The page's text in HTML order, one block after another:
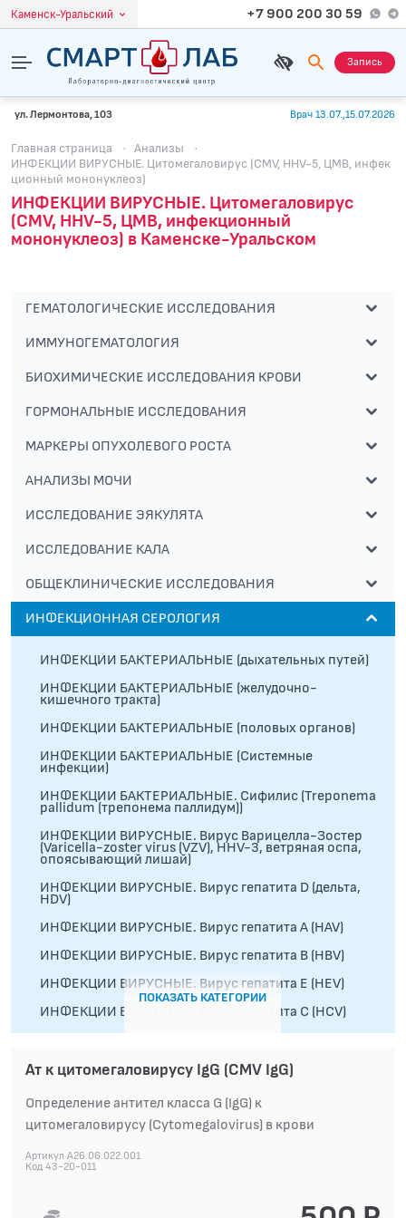
Каменск-Уральский +7 900 200 30 59
Запись
ул. Лермонтова, 103 Врач 13.07.,15.07.2026
Главная страница · Анализы
·
ИНФЕКЦИИ ВИРУСНЫЕ. Цитомегаловирус (CMV, HHV-5, ЦМВ, инфек
ционный мононуклеоз)
ИНФЕКЦИИ ВИРУСНЫЕ. Цитомегаловирус
(CMV, HHV-5, ЦМВ, инфекционный
мононуклеоз) в Каменске-Уральском
ГЕМАТОЛОГИЧЕСКИЕ ИССЛЕДОВАНИЯ
ИММУНОГЕМАТОЛОГИЯ
БИОХИМИЧЕСКИЕ ИССЛЕДОВАНИЯ КРОВИ
ГОРМОНАЛЬНЫЕ ИССЛЕДОВАНИЯ
МАРКЕРЫ ОПУХОЛЕВОГО РОСТА
АНАЛИЗЫ МОЧИ
ИССЛЕДОВАНИЕ ЭЯКУЛЯТА
ИССЛЕДОВАНИЕ КАЛА
ОБЩЕКЛИНИЧЕСКИЕ ИССЛЕДОВАНИЯ
ИНФЕКЦИОННАЯ СЕРОЛОГИЯ
ИНФЕКЦИИ БАКТЕРИАЛЬНЫЕ (дыхательных путей)
ИНФЕКЦИИ БАКТЕРИАЛЬНЫЕ (желудочно-
кишечного тракта)
ИНФЕКЦИИ БАКТЕРИАЛЬНЫЕ (половых органов)
ИНФЕКЦИИ БАКТЕРИАЛЬНЫЕ (Системные
инфекции)
ИНФЕКЦИИ БАКТЕРИАЛЬНЫЕ. Сифилис (Treponema
pallidum (трепонема паллидум))
ИНФЕКЦИИ ВИРУСНЫЕ. Вирус Варицелла-Зостер
(Varicella-zoster virus (VZV), HHV-3, ветряная оспа,
опоясывающий лишай)
ИНФЕКЦИИ ВИРУСНЫЕ. Вирус гепатита D (дельта,
HDV)
ИНФЕКЦИИ ВИРУСНЫЕ. Вирус гепатита А (HAV)
ИНФЕКЦИИ ВИРУСНЫЕ. Вирус гепатита В (HBV)
ИНФЕКЦИИ ВИРУСНЫЕ. Вирус гепатита Е (HEV)
ИНФЕКЦИИ ВИРУСНЫЕ. Вирус гепатита С (HCV)
ИНФЕКЦИИ ВИРУСНЫЕ. Вирус клещевого
ИНФЕКЦИИ ВИРУСНЫЕ. Вирус кори (Measles virus)
ИНФЕКЦИИ ВИРУСНЫЕ. Вирус краснухи (Rubella;
Rubivirus)
ПОКАЗАТЬ КАТЕГОРИИ
Ат к цитомегаловирусу IgG (CMV IgG)
Определение антител класса G (IgG) к
цитомегаловирусу (Cytomegalovirus) в крови
Артикул A26.06.022.001
Код 43-20-011